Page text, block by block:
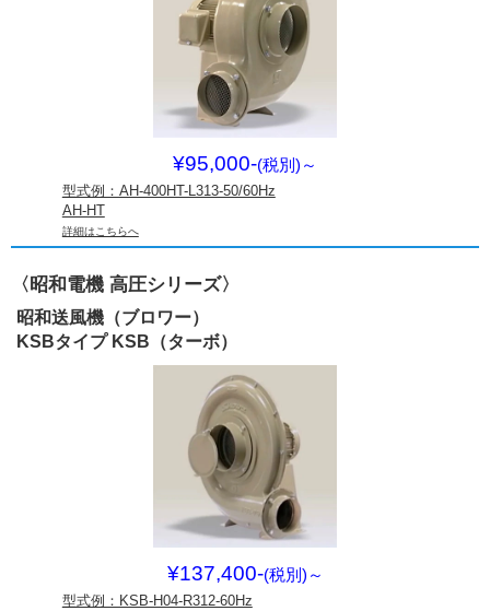
¥95,000-(税別) ～
型式例：AH-400HT-L313-50/60Hz
AH-HT
詳細はこちらへ
〈昭和電機 高圧シリーズ〉
昭和送風機（ブロワー）
KSBタイプ KSB（ターボ）
¥137,400-(税別) ～
型式例：KSB-H04-R312-60Hz